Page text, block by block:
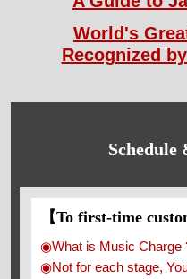
World's
Recognized
Schedule
【To first-time
◉What is Music Charge
◉Not for each stage,